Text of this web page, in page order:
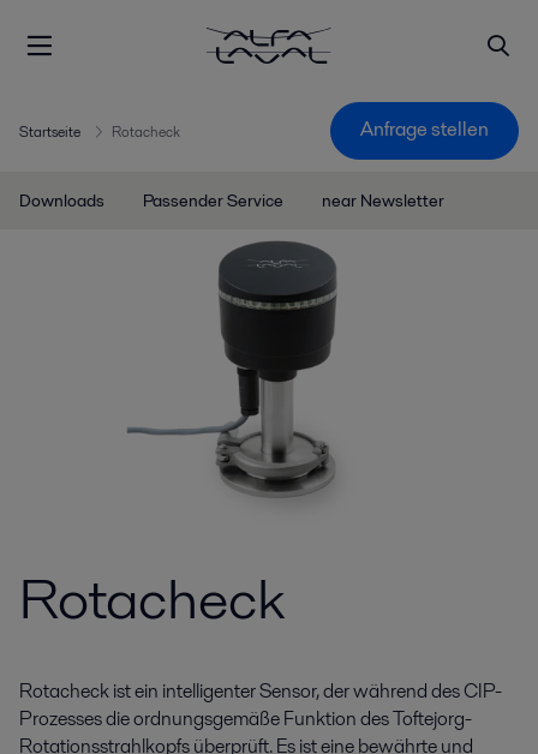
Startseite Rotacheck Anfrage stellen
Downloads Passender Service near Newsletter
Rotacheck
Rotacheck ist ein intelligenter Sensor, der während des CIP-
Prozesses die ordnungsgemäße Funktion des Toftejorg-
Rotationsstrahlkopfs überprüft. Es ist eine bewährte und